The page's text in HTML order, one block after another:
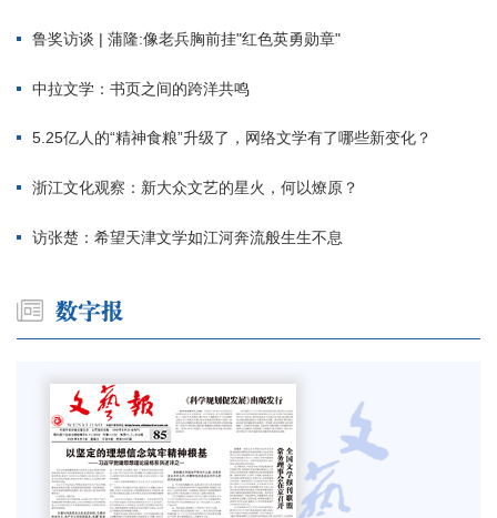
鲁奖访谈 | 蒲隆:像老兵胸前挂"红色英勇勋章"
中拉文学：书页之间的跨洋共鸣
5.25亿人的“精神食粮”升级了，网络文学有了哪些新变化？
浙江文化观察：新大众文艺的星火，何以燎原？
访张楚：希望天津文学如江河奔流般生生不息